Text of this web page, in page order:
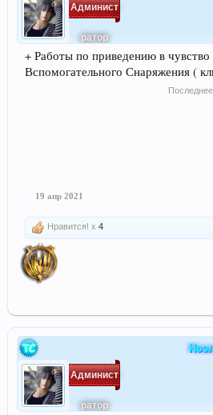
Админист
ратор
+ Работы по приведению в
Вспомогательного Снаряжения (
19 апр 2021
Нравится! x 4
Админист
ратор